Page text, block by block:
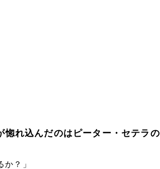
れ込んだのはピーター・セテラの
か？」